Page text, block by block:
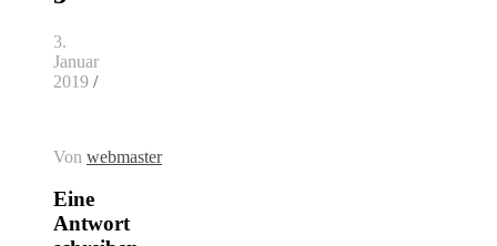
3.
Januar
2019 /
Von webmaster
Eine
Antwort